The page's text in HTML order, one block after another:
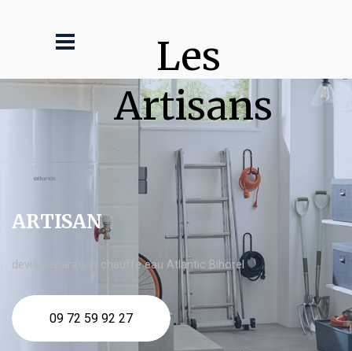
Les
Artisans
ARTISAN
devis Réparation chauffe eau Atlantic Bihorel
09 72 59 92 27